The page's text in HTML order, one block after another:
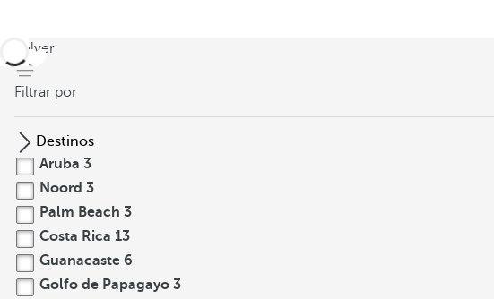
volver
Filtrar por
Destinos
Aruba 3
Noord 3
Palm Beach 3
Costa Rica 13
Guanacaste 6
Golfo de Papagayo 3